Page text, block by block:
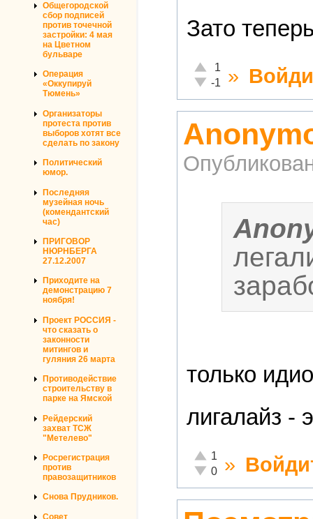
Общегородской
сбор подписей
против точечной
застройки: 4 мая
на Цветном
бульваре
Операция
«Оккупируй
Тюмень»
Организаторы
протеста против
выборов хотят все
сделать по закону
Политический
юмор.
Последняя
музейная ночь
(комендантский
час)
ПРИГОВОР
НЮРНБЕРГА
27.12.2007
Приходите на
демонстрацию 7
ноября!
Проект РОССИЯ -
что сказать о
законности
митингов и
гуляния 26 марта
Противодействие
строительству в
парке на Ямской
Рейдерский
захват ТСЖ
"Метелево"
Росрегистрация
против
правозащитников
Снова Прудников.
Совет
Зато
Отлично!
1
Неадекватно!
-1 »
только
лигалайз -
Отлично!
1
Неадекватно!
0 »